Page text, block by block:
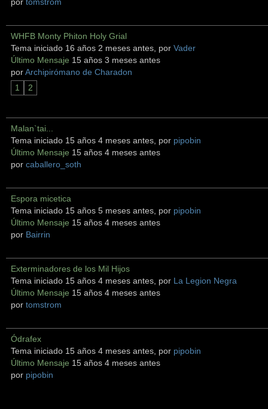
por tomstrom
WHFB Monty Phiton Holy Grial
Tema iniciado 16 años 2 meses antes, por Vader
Último Mensaje 15 años 3 meses antes
por Archipirómano de Charadon
1
2
Malan`tai...
Tema iniciado 15 años 4 meses antes, por pipobin
Último Mensaje 15 años 4 meses antes
por caballero_soth
Espora micetica
Tema iniciado 15 años 5 meses antes, por pipobin
Último Mensaje 15 años 4 meses antes
por Bairrin
Exterminadores de los Mil Hijos
Tema iniciado 15 años 4 meses antes, por La Legion Negra
Último Mensaje 15 años 4 meses antes
por tomstrom
Ódrafex
Tema iniciado 15 años 4 meses antes, por pipobin
Último Mensaje 15 años 4 meses antes
por pipobin